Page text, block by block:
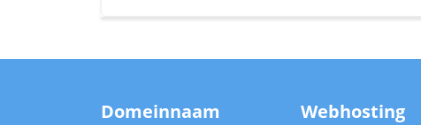
Domeinnaam Webhosting